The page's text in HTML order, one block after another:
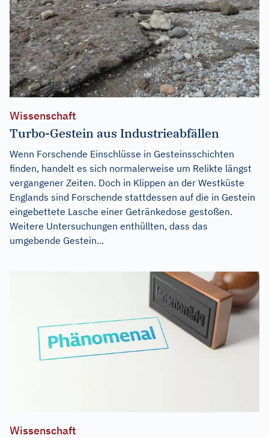
Wissenschaft
Turbo-Gestein aus Industrieabfällen
Wenn Forschende Einschlüsse in Gesteinsschichten
finden, handelt es sich normalerweise um Relikte längst
vergangener Zeiten. Doch in Klippen an der Westküste
Englands sind Forschende stattdessen auf die in Gestein
eingebettete Lasche einer Getränkedose gestoßen.
Weitere Untersuchungen enthüllten, dass das
umgebende Gestein...
Wissenschaft